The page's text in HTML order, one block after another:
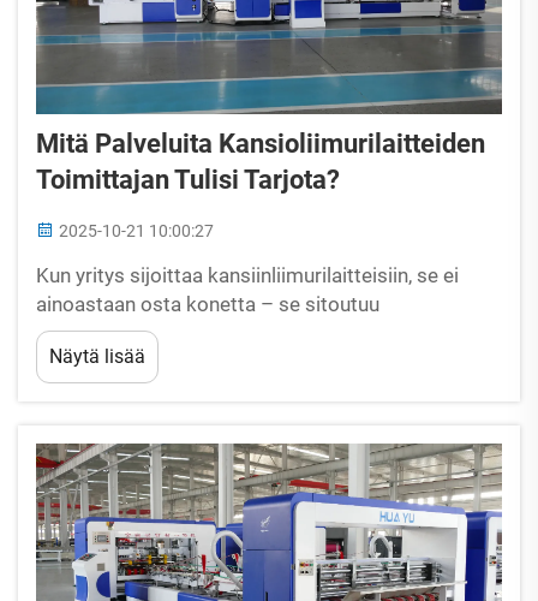
Mitä Palveluita Kansioliimurilaitteiden
Toimittajan Tulisi Tarjota?
2025-10-21 10:00:27
Kun yritys sijoittaa kansiinliimurilaitteisiin, se ei
ainoastaan osta konetta – se sitoutuu
kumppanuuteen, joka kestää laitteen koko
käyttöiän. Hyvä toimittaja ei lopeta koneen
toimitukseen; ...
Näytä lisää